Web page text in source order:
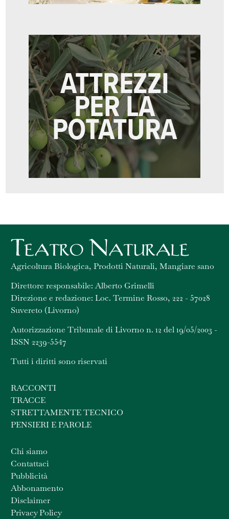
Agricoltura Biologica, Prodotti Naturali, Mangiare sano
Direttore responsabile: Alberto Grimelli
Direzione e redazione: Loc. Termine Rosso, 222 - 57028
Suvereto (Livorno)
Autorizzazione Tribunale di Livorno n. 12 del 19/05/2003 -
ISSN 2239-5547
Tutti i diritti sono riservati
RACCONTI
TRACCE
STRETTAMENTE TECNICO
PENSIERI E PAROLE
Chi siamo
Contattaci
Pubblicità
Abbonamento
Disclaimer
Privacy Policy